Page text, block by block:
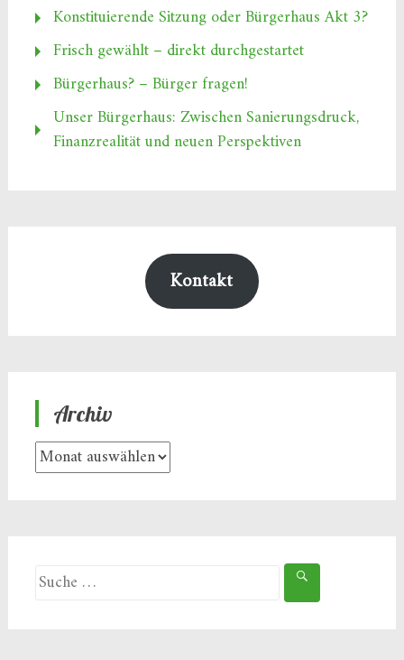
Konstituierende Sitzung oder Bürgerhaus Akt 3?
Frisch gewählt – direkt durchgestartet
Bürgerhaus? – Bürger fragen!
Unser Bürgerhaus: Zwischen Sanierungsdruck,
Finanzrealität und neuen Perspektiven
Kontakt
Archiv
Archiv
Suche